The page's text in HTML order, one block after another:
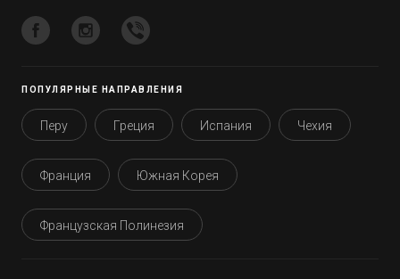
ПОПУЛЯРНЫЕ НАПРАВЛЕНИЯ
Перу Греция Испания Чехия
Франция Южная Корея
Французская Полинезия